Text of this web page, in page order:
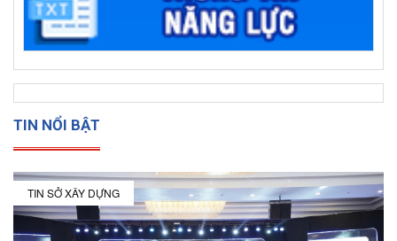
TIN NỔI BẬT
TIN SỞ XÂY DỰNG